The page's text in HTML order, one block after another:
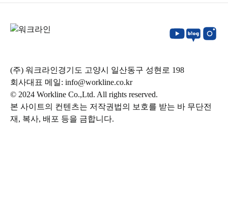
(주) 워크라인경기도 고양시 일산동구 성현로 198
회사대표 메일: info@workline.co.kr
© 2024 Workline Co.,Ltd. All rights reserved.
본 사이트의 컨텐츠는 저작권법의 보호를 받는 바 무단전
재, 복사, 배포 등을 금합니다.